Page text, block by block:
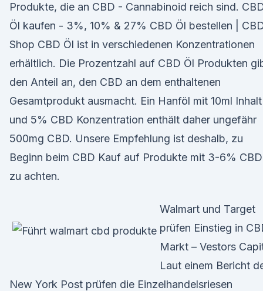
Produkte, die an CBD - Cannabinoid reich sind.
Öl kaufen - 3%, 10% & 27% CBD Öl bestellen |
Shop CBD Öl ist in verschiedenen Konzentrationen
erhältlich. Die Prozentzahl auf CBD Öl Produkten
den Anteil an, den CBD an dem enthaltenen
Gesamtprodukt ausmacht. Ein Hanföl mit 10ml Inhalt
und 5% CBD Konzentration enthält daher ungefähr
500mg CBD. Unsere Empfehlung ist deshalb, zu
Beginn beim CBD Kauf auf Produkte mit 3-6% CBD
zu achten.
Walmart und Target
prüfen Einstieg in
Markt – Vestors
Laut einem Bericht
New York Post prüfen die Einzelhandelsriesen